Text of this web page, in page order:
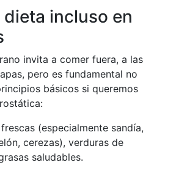
incluso en
invita a comer fuera, a las
pero es fundamental no
básicos si queremos
(especialmente sandía,
cerezas), verduras de
saludables.